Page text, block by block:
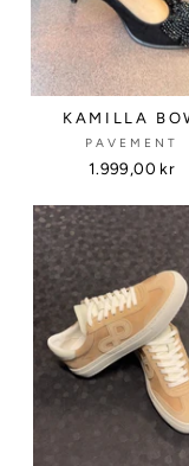
KAMILLA
PAVEMENT
1.999,00 kr